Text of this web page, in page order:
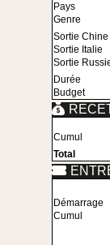
Pays
Genre
Sortie Chine
Sortie Italie
Sortie
Durée
Budget
Cumul
Total
Démarrage
Cumul